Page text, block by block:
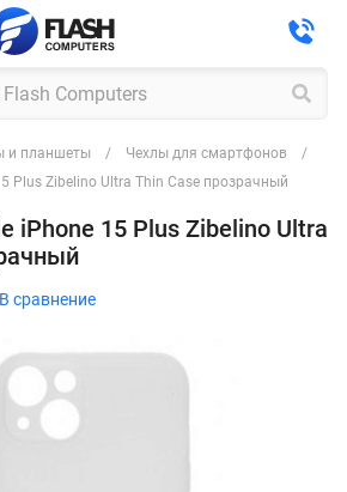
и планшеты
Чехлы для смартфонов
Plus Zibelino Ultra Thin Case прозрачный
iPhone 15 Plus Zibelino Ultra
В сравнение